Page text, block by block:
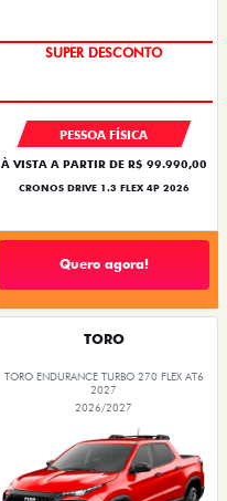
SUPER DESCONTO
PESSOA FÍSICA
À VISTA A PARTIR DE R$ 99.990,00
CRONOS DRIVE 1.3 FLEX 4P 2026
Quero agora!
TORO
TORO ENDURANCE TURBO 270 FLEX AT6
2027
2026/2027